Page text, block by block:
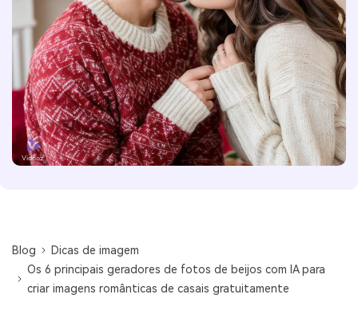
Blog
Dicas de imagem
Os 6 principais geradores de fotos de beijos com IA para
criar imagens românticas de casais gratuitamente